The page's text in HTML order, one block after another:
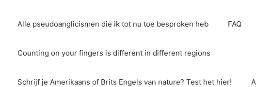
Alle pseudoanglicismen die ik tot nu toe besproken heb FAQ
Counting on your fingers is different in different regions
Schrijf je Amerikaans of Brits Engels van nature? Test het hier!